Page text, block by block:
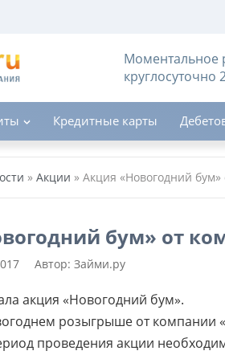
Моментальное
круглосуточно
Кредитные карты
» Акции » Акция «Новогодний
бум» от
Автор: Займи.ру
акция «Новогодний бум».
розыгрыше от компании
проведения акции